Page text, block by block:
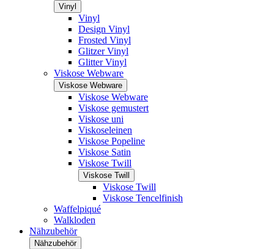
Vinyl
Vinyl
Design Vinyl
Frosted Vinyl
Glitzer Vinyl
Glitter Vinyl
Viskose Webware
Viskose Webware
Viskose Webware
Viskose gemustert
Viskose uni
Viskoseleinen
Viskose Popeline
Viskose Satin
Viskose Twill
Viskose Twill
Viskose Twill
Viskose Tencelfinish
Waffelpiqué
Walkloden
Nähzubehör
Nähzubehör